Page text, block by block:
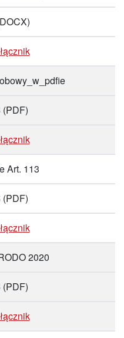
(PDF)
Art. 113
(PDF)
2020
(PDF)